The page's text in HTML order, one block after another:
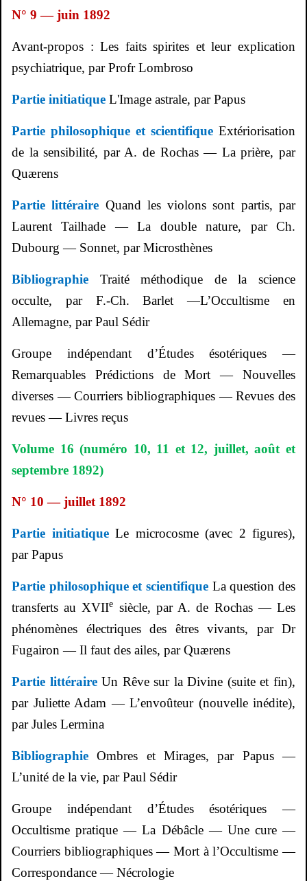
N° 9 — juin 1892
Avant-propos : Les faits spirites et leur explication
psychiatrique, parProfrLombroso
Partie initiatique L'Image astrale, par Papus
Partie philosophique et scientifique Extériorisation
de la sensibilité, par A. de Rochas — La prière, par
Quærens
Partie littéraire Quand les violons sont partis, par
Laurent Tailhade — La double nature, par Ch.
Dubourg — Sonnet, parMicrosthènes
Bibliographie
Traité méthodique de la science
occulte, par F.-Ch. Barlet —L’Occultisme en
Allemagne, par Paul Sédir
Groupe indépendant d’Études ésotériques —
Remarquables Prédictions de Mort — Nouvelles
diverses — Courriers bibliographiques — Revues des
revues — Livres reçus
Volume 16 (numéro 10, 11 et 12, juillet, août et
septembre 1892)
N° 10 — juillet 1892
Partie initiatique Le microcosme (avec 2 figures),
par Papus
Partie philosophique et scientifique La question des
transferts au XVIIe siècle, par A. de Rochas — Les
phénomènes électriques des êtres vivants, par Dr
Fugairon— Il faut des ailes, parQuærens
Partie littéraireUn Rêve sur la Divine (suite et fin),
par Juliette Adam — L’envoûteur (nouvelle inédite),
par Jules Lermina
Bibliographie Ombres et Mirages, par Papus —
L’unité de la vie, par Paul Sédir
Groupe indépendant d’Études ésotériques —
Occultisme pratique — La Débâcle — Une cure —
Courriers bibliographiques — Mort à l’Occultisme —
Correspondance — Nécrologie